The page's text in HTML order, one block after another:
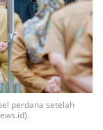
perdana setelah